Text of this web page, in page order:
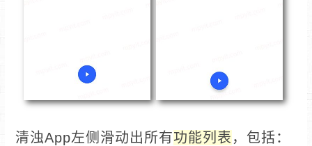
清浊App左侧滑动出所有功能列表 ，包括：